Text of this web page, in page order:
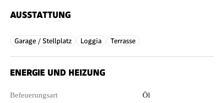
AUSSTATTUNG
Garage / Stellplatz Loggia Terrasse
ENERGIE UND HEIZUNG
Befeuerungsart
Öl